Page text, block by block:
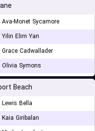
Ava-Monet Sycamore
Yilin Elim Yan
Grace Cadwallader
Olivia Symons
Beach
Lewis Bella
Kaia Giribalan